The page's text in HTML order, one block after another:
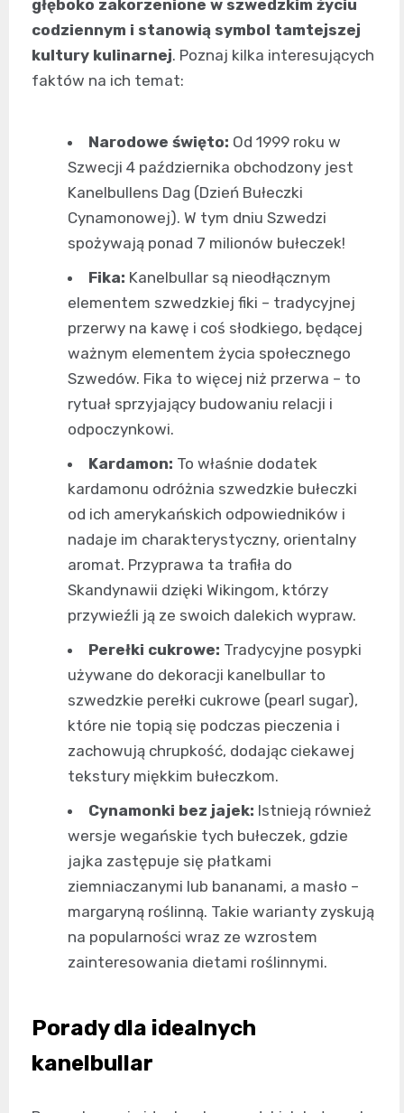
głęboko zakorzenione w szwedzkim życiu
codziennym i stanowią symbol tamtejszej
kultury kulinarnej. Poznaj kilka interesujących
faktów na ich temat:
Narodowe święto: Od 1999 roku w
Szwecji 4 października obchodzony jest
Kanelbullens Dag (Dzień Bułeczki
Cynamonowej). W tym dniu Szwedzi
spożywają ponad 7 milionów bułeczek!
Fika: Kanelbullar są nieodłącznym
elementem szwedzkiej fiki – tradycyjnej
przerwy na kawę i coś słodkiego, będącej
ważnym elementem życia społecznego
Szwedów. Fika to więcej niż przerwa – to
rytuał sprzyjający budowaniu relacji i
odpoczynkowi.
Kardamon: To właśnie dodatek
kardamonu odróżnia szwedzkie bułeczki
od ich amerykańskich odpowiedników i
nadaje im charakterystyczny, orientalny
aromat. Przyprawa ta trafiła do
Skandynawii dzięki Wikingom, którzy
przywieźli ją ze swoich dalekich wypraw.
Perełki cukrowe: Tradycyjne posypki
używane do dekoracji kanelbullar to
szwedzkie perełki cukrowe (pearl sugar),
które nie topią się podczas pieczenia i
zachowują chrupkość, dodając ciekawej
tekstury miękkim bułeczkom.
Cynamonki bez jajek: Istnieją również
wersje wegańskie tych bułeczek, gdzie
jajka zastępuje się płatkami
ziemniaczanymi lub bananami, a masło –
margaryną roślinną. Takie warianty zyskują
na popularności wraz ze wzrostem
zainteresowania dietami roślinnymi.
Porady dla idealnych
kanelbullar